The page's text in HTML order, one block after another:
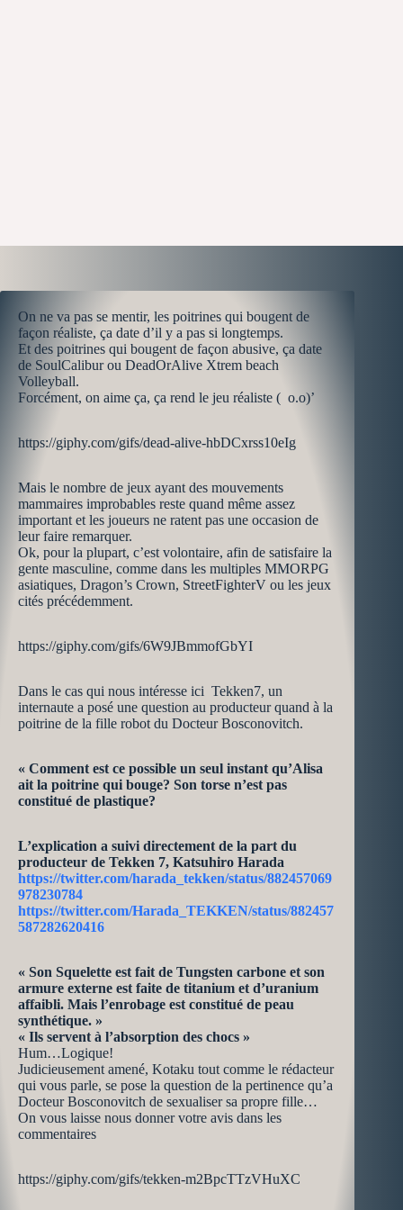
On ne va pas se mentir, les poitrines qui bougent de
façon réaliste, ça date d’il y a pas si longtemps.
Et des poitrines qui bougent de façon abusive, ça date
de SoulCalibur ou DeadOrAlive Xtrem beach
Volleyball.
Forcément, on aime ça, ça rend le jeu réaliste ( o.o)’
https://giphy.com/gifs/dead-alive-hbDCxrss10eIg
Mais le nombre de jeux ayant des mouvements
mammaires improbables reste quand même assez
important et les joueurs ne ratent pas une occasion de
leur faire remarquer.
Ok, pour la plupart, c’est volontaire, afin de satisfaire la
gente masculine, comme dans les multiples MMORPG
asiatiques, Dragon’s Crown, StreetFighterV ou les jeux
cités précédemment.
https://giphy.com/gifs/6W9JBmmofGbYI
Dans le cas qui nous intéresse ici Tekken7, un
internaute a posé une question au producteur quand à la
poitrine de la fille robot du Docteur Bosconovitch.
« Comment est ce possible un seul instant qu’Alisa
ait la poitrine qui bouge? Son torse n’est pas
constitué de plastique?
L’explication a suivi directement de la part du
producteur de Tekken 7, Katsuhiro Harada
https://twitter.com/harada_tekken/status/882457069
978230784
https://twitter.com/Harada_TEKKEN/status/882457
587282620416
« Son Squelette est fait de Tungsten carbone et son
armure externe est faite de titanium et d’uranium
affaibli. Mais l’enrobage est constitué de peau
synthétique. »
« Ils servent à l’absorption des chocs »
Hum…Logique!
Judicieusement amené, Kotaku tout comme le rédacteur
qui vous parle, se pose la question de la pertinence qu’a
Docteur Bosconovitch de sexualiser sa propre fille…
On vous laisse nous donner votre avis dans les
commentaires
https://giphy.com/gifs/tekken-m2BpcTTzVHuXC